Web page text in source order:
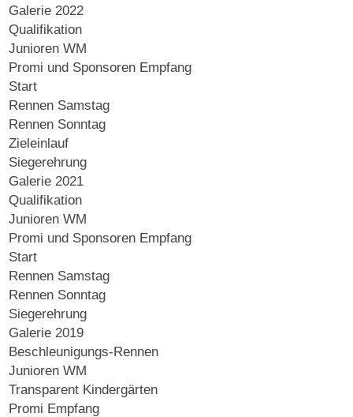
Galerie 2022
Qualifikation
Junioren WM
Promi und Sponsoren Empfang
Start
Rennen Samstag
Rennen Sonntag
Zieleinlauf
Siegerehrung
Galerie 2021
Qualifikation
Junioren WM
Promi und Sponsoren Empfang
Start
Rennen Samstag
Rennen Sonntag
Siegerehrung
Galerie 2019
Beschleunigungs-Rennen
Junioren WM
Transparent Kindergärten
Promi Empfang